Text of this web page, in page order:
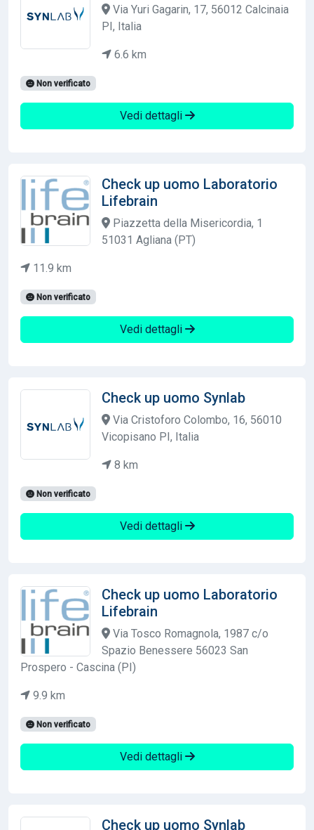
Via Yuri Gagarin, 17, 56012 Calcinaia
PI, Italia
6.6 km
Non verificato
Vedi dettagli
Check up uomo Laboratorio
Lifebrain
Piazzetta della Misericordia, 1
51031 Agliana (PT)
11.9 km
Non verificato
Vedi dettagli
Check up uomo Synlab
Via Cristoforo Colombo, 16, 56010
Vicopisano PI, Italia
8 km
Non verificato
Vedi dettagli
Check up uomo Laboratorio
Lifebrain
Via Tosco Romagnola, 1987 c/o
Spazio Benessere 56023 San
Prospero - Cascina (PI)
9.9 km
Non verificato
Vedi dettagli
Check up uomo Synlab